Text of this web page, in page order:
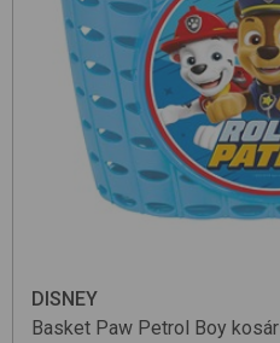
DISNEY
Basket Paw Petrol Boy kosár